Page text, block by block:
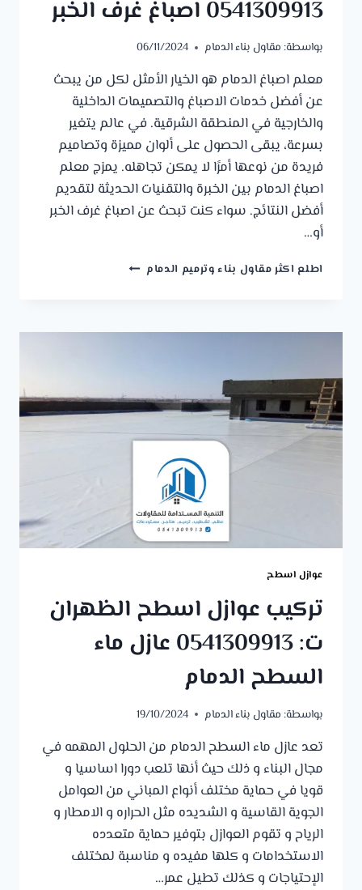
0541309913 اصباغ غرف الخبر
بواسطة: مقاول بناء الدمام 06/11/2024
معلم اصباغ الدمام هو الخيار الأمثل لكل من يبحث
عن أفضل خدمات الاصباغ والتصميمات الداخلية
والخارجية في المنطقة الشرقية. في عالم يتغير
بسرعة، يبقى الحصول على ألوان مميزة وتصاميم
فريدة من نوعها أمرًا لا يمكن تجاهله. يمزج معلم
اصباغ الدمام بين الخبرة والتقنيات الحديثة لتقديم
أفضل النتائج. سواء كنت تبحث عن اصباغ غرف الخبر
أو…
اطلع اكثر مقاول بناء وترميم الدمام معلم
0541309913
عوازل اسطح
تركيب عوازل اسطح الظهران
ت: 0541309913 عازل ماء
السطح الدمام
بواسطة: مقاول بناء الدمام 19/10/2024
تعد عازل ماء السطح الدمام من الحلول المهمه في
مجال البناء و ذلك حيث أنها تلعب دورا اساسيا و
قويا في حماية مختلف أنواع المباني من العوامل
الجوية القاسية و الشديده مثل الحراره و الامطار و
الرياح و تقوم العوازل بتوفير حماية متعدده
الاستخدامات و كلها مفيده و مناسبة لمختلف
الإحتياجات و كذلك تطيل عمر…